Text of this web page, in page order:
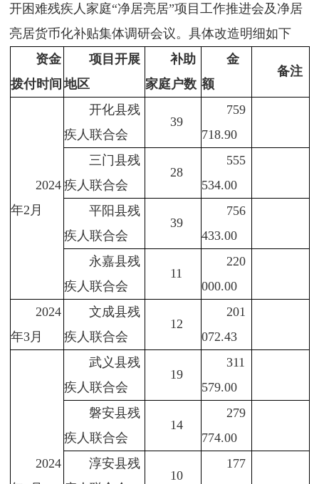
开困难残疾人家庭“净居亮居”项目工作推进会及净居
亮居货币化补贴集体调研会议。具体改造明细如下
资金
拨付时间
项目开展
地区
补助
家庭户数
金
额
备注
2024
年2月
开化县残
疾人联合会
39
759
718.90
三门县残
疾人联合会
28
555
534.00
平阳县残
疾人联合会
39
756
433.00
永嘉县残
疾人联合会
11
220
000.00
2024
年3月
文成县残
疾人联合会
12
201
072.43
2024
武义县残
疾人联合会
19
311
579.00
磐安县残
疾人联合会
14
279
774.00
淳安县残
10
177